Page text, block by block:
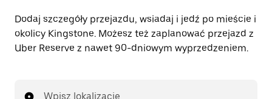
Dodaj szczegóły przejazdu, wsiadaj i jedź po mieście i
okolicy Kingstone. Możesz też zaplanować przejazd z
Uber Reserve z nawet 90-dniowym wyprzedzeniem.
Wpisz lokalizację